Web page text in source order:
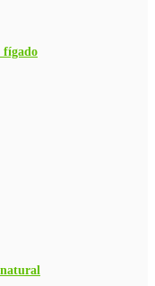
fígado